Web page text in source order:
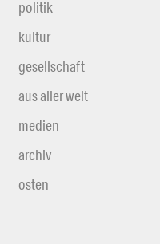
politik
kultur
gesellschaft
aus aller welt
medien
archiv
osten